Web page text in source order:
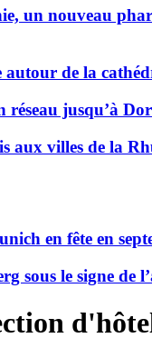
un nouveau
autour de la
réseau jusqu’à
aux villes de la
en fête en
sous le signe de